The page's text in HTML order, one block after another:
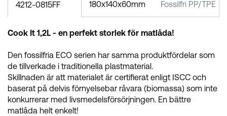
180x140x60mm Fossilfri PP/TPE
4212-0815FF
Cook It 1,2L - en perfekt storlek för matlåda!
Den fossilfria ECO serien har samma produktfördelar som
de tillverkade i traditionella plastmaterial.
Skillnaden är att materialet är certifierat enligt ISCC och
baserat på delvis förnyelsebar råvara (biomassa) som inte
konkurrerar med livsmedelsförsörjningen. En bättre
matlåda helt enkelt!